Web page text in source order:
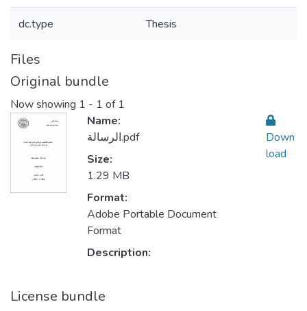
dc.type Thesis
Files
Original bundle
Now showing 1 - 1 of 1
Name:
الرسالة.pdf
Size:
1.29 MB
Format:
Adobe Portable Document
Format
Description:
Down
load
License bundle